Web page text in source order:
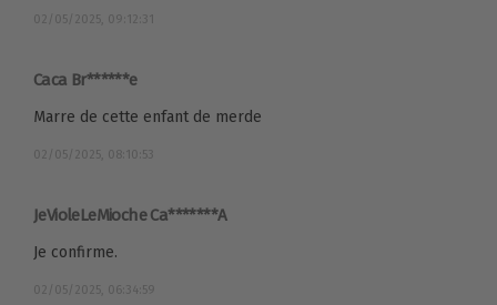
02/05/2025, 09:12:31
Caca Br******e
Marre de cette enfant de merde
02/05/2025, 08:10:53
JeVioleLeMioche Ca*******A
Je confirme.
02/05/2025, 06:34:59